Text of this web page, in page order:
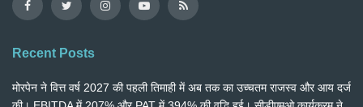
Recent Posts
मोरपेन ने वित्त वर्ष 2027 की पहली तिमाही में अब तक का उच्चतम राजस्व और आय दर्ज